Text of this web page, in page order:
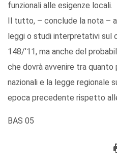
funzionali alle esigenze locali.
Il tutto, – conclude la nota –
leggi o studi interpretativi
148/’11, ma anche del
che dovrà avvenire tra
nazionali e la legge regionale
epoca precedente rispetto
BAS 05